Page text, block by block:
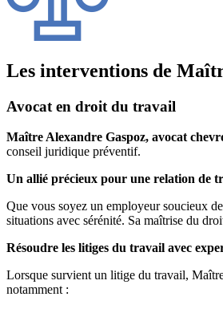
Les interventions de
Avocat en droit du travail
Maître Alexandre Gaspoz, avocat
conseil juridique préventif.
Un allié précieux pour une relation de
Que vous soyez un employeur soucieux
situations avec sérénité. Sa maîtrise du
Résoudre les litiges du travail avec
Lorsque survient un litige du travail,
notamment :